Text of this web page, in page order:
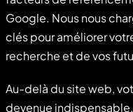
Google. Nous nous
clés pour améliorer
recherche et de vos
Au-delà du site web,
devenue